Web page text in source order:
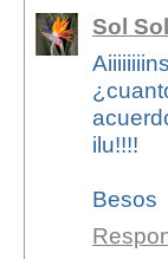
Sol Sol
ilu!!!!
Besos